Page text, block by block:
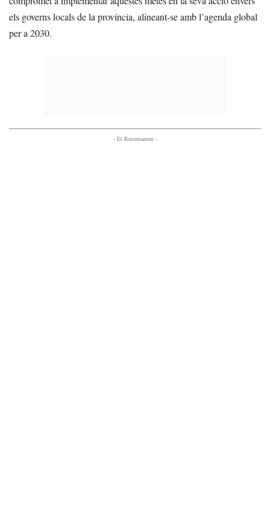
els governs locals de la província, alineant-se amb l’agenda global
per a 2030.
- Et Recomanem -